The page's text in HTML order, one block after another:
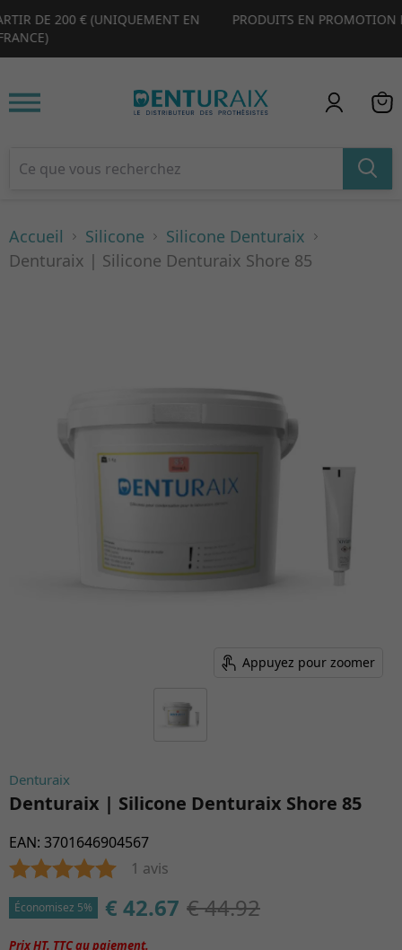
PRODUITS EN PROMOTION EXCLUSIVE (RÉSERVÉS À NOTRE SITE
1 2 4
Accueil Silicone
Silicone Denturaix
Denturaix | Silicone Denturaix Shore 85
Appuyez pour zoomer
Denturaix
Denturaix | Silicone Denturaix Shore 85
EAN: 3701646904567
1 avis
Économisez 5% € 42.67 € 44.92